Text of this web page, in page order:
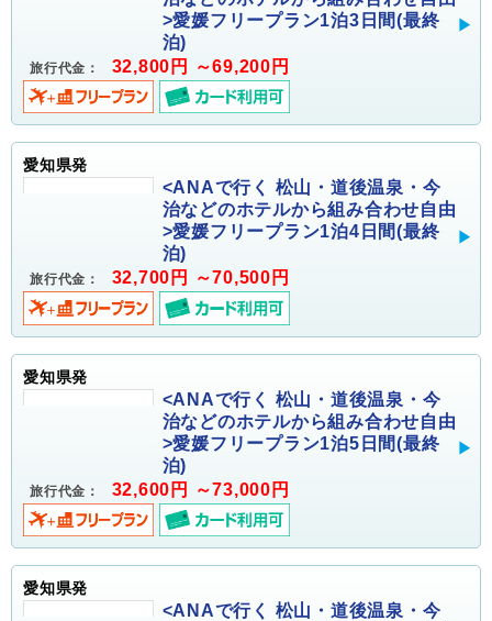
>愛媛フリープラン1泊3日間(最終
泊)
旅行代金： 32,800円 ～69,200円
愛知県発
<ANAで行く 松山・道後温泉・今
治などのホテルから組み合わせ自由
>愛媛フリープラン1泊4日間(最終
泊)
旅行代金： 32,700円 ～70,500円
愛知県発
<ANAで行く 松山・道後温泉・今
治などのホテルから組み合わせ自由
>愛媛フリープラン1泊5日間(最終
泊)
旅行代金： 32,600円 ～73,000円
愛知県発
<ANAで行く 松山・道後温泉・今